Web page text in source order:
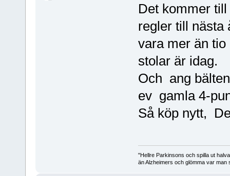
Det kommer
regler till nästa
vara mer än
stolar är idag.
Och ang
ev gamla 4-
Så köp nytt,
"Hellre Parkinsons och spilla ut
än Alzheimers och glömma var man